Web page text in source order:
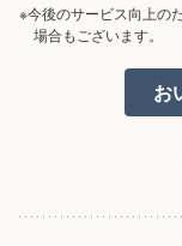
※今後のサービス向上の
場合もございます。